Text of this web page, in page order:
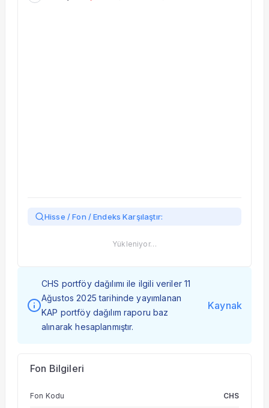
Hisse / Fon / Endeks Karşılaştır:
Yükleniyor…
CHS portföy dağılımı ile ilgili veriler 11
Ağustos 2025 tarihinde yayımlanan
KAP portföy dağılım raporu baz
alınarak hesaplanmıştır.
Kaynak
Fon Bilgileri
Fon Kodu CHS